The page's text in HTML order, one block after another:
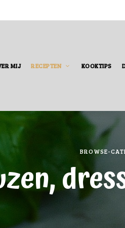
MIJ RECEPTEN KOOKTIPS
BROWSE-